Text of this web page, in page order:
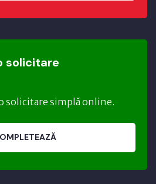
solicitare
solicitare simplă online.